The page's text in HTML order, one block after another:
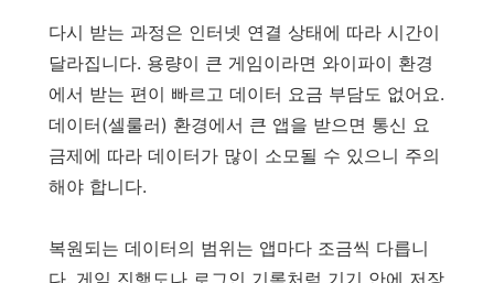
다시 받는 과정은 인터넷 연결 상태에 따라 시간이
달라집니다. 용량이 큰 게임이라면 와이파이 환경
에서 받는 편이 빠르고 데이터 요금 부담도 없어요.
데이터(셀룰러) 환경에서 큰 앱을 받으면 통신 요
금제에 따라 데이터가 많이 소모될 수 있으니 주의
해야 합니다.
복원되는 데이터의 범위는 앱마다 조금씩 다릅니
다. 게임 진행도나 로그인 기록처럼 기기 안에 저장